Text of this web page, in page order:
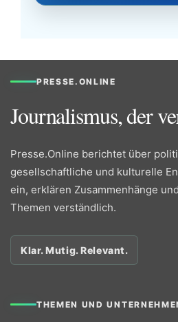
PRESSE.ONLINE
Journalismus, der
Presse.Online berichtet über
gesellschaftliche und kulturelle
ein, erklären Zusammenhänge
Themen verständlich.
Klar. Mutig. Relevant.
THEMEN UND